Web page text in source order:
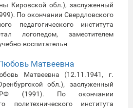
Кировской обл.), заслуженный
По окончании Свердловского
педагогического института
логопедом, заместителем
воспитательн
Матвеевна
Матвеевна (12.11.1941, г.
обл.), заслуженный
РФ (1991). По окончании
политехнического института